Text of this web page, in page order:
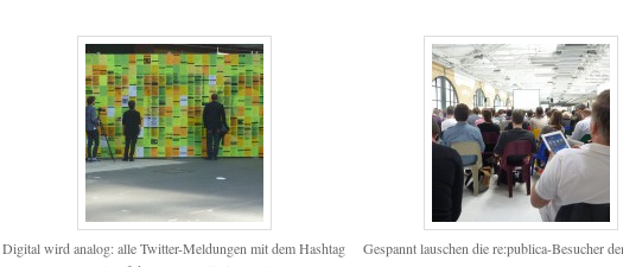
Digital wird analog: alle Twitter-Meldungen mit dem Hashtag
Gespannt lauschen die re:publica-Besucher